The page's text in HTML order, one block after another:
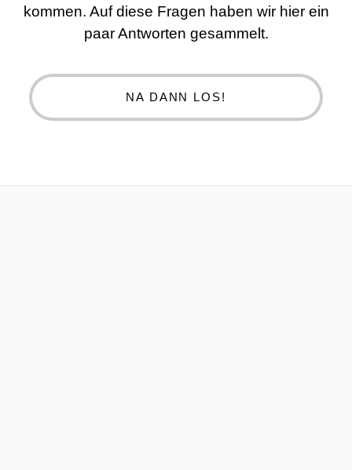
kommen. Auf diese Fragen haben wir hier ein
paar Antworten gesammelt.
NA DANN LOS!